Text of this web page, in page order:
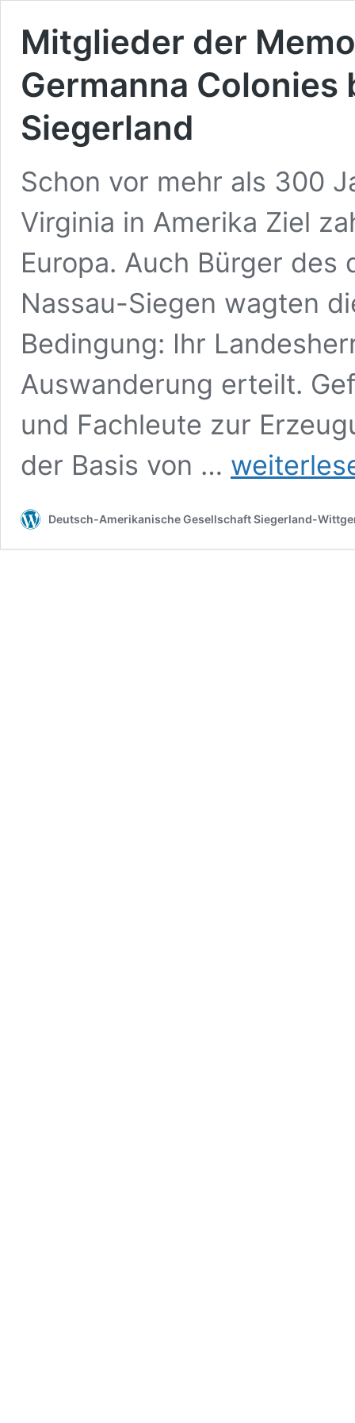
Mitglieder der
Germanna
Siegerland
Schon vor mehr als 300
Virginia in Amerika Ziel
Europa. Auch Bürger des
Nassau-Siegen wagten
Bedingung: Ihr
Auswanderung erteilt.
und Fachleute zur
der Basis von …
Mitglieder
der
of
Germanna
Deutsch-Amerikanische Gesellschaft Siegerland-